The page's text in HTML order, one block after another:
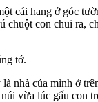
cái hang ở góc
chuột con chui ra,
tớ.
nhà của mình ở
vừa lúc gấu con